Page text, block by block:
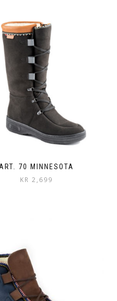
70 MINNESOTA
KR 2,699